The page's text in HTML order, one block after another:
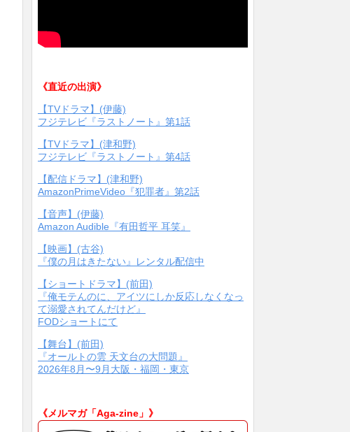
《直近の出演》
【TVドラマ】(伊藤)
フジテレビ『ラストノート』第1話
【TVドラマ】(津和野)
フジテレビ『ラストノート』第4話
【配信ドラマ】(津和野)
AmazonPrimeVideo『犯罪者』第2話
【音声】(伊藤)
Amazon Audible『有田哲平 耳笑』
【映画】(古谷)
『僕の月はきたない』レンタル配信中
【ショートドラマ】(前田)
『俺モテんのに、アイツにしか反応しなくなっ
て溺愛されてんだけど』
FODショートにて
【舞台】(前田)
『オールトの雲 天文台の大問題』
2026年8月〜9月大阪・福岡・東京
《メルマガ「Aga-zine」》